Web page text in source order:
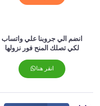
انضم الي جروبنا علي واتساب
لكي تصلك المنح فور نزولها
انقر هنا